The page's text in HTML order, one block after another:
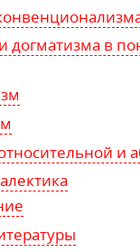
догматизма в
и